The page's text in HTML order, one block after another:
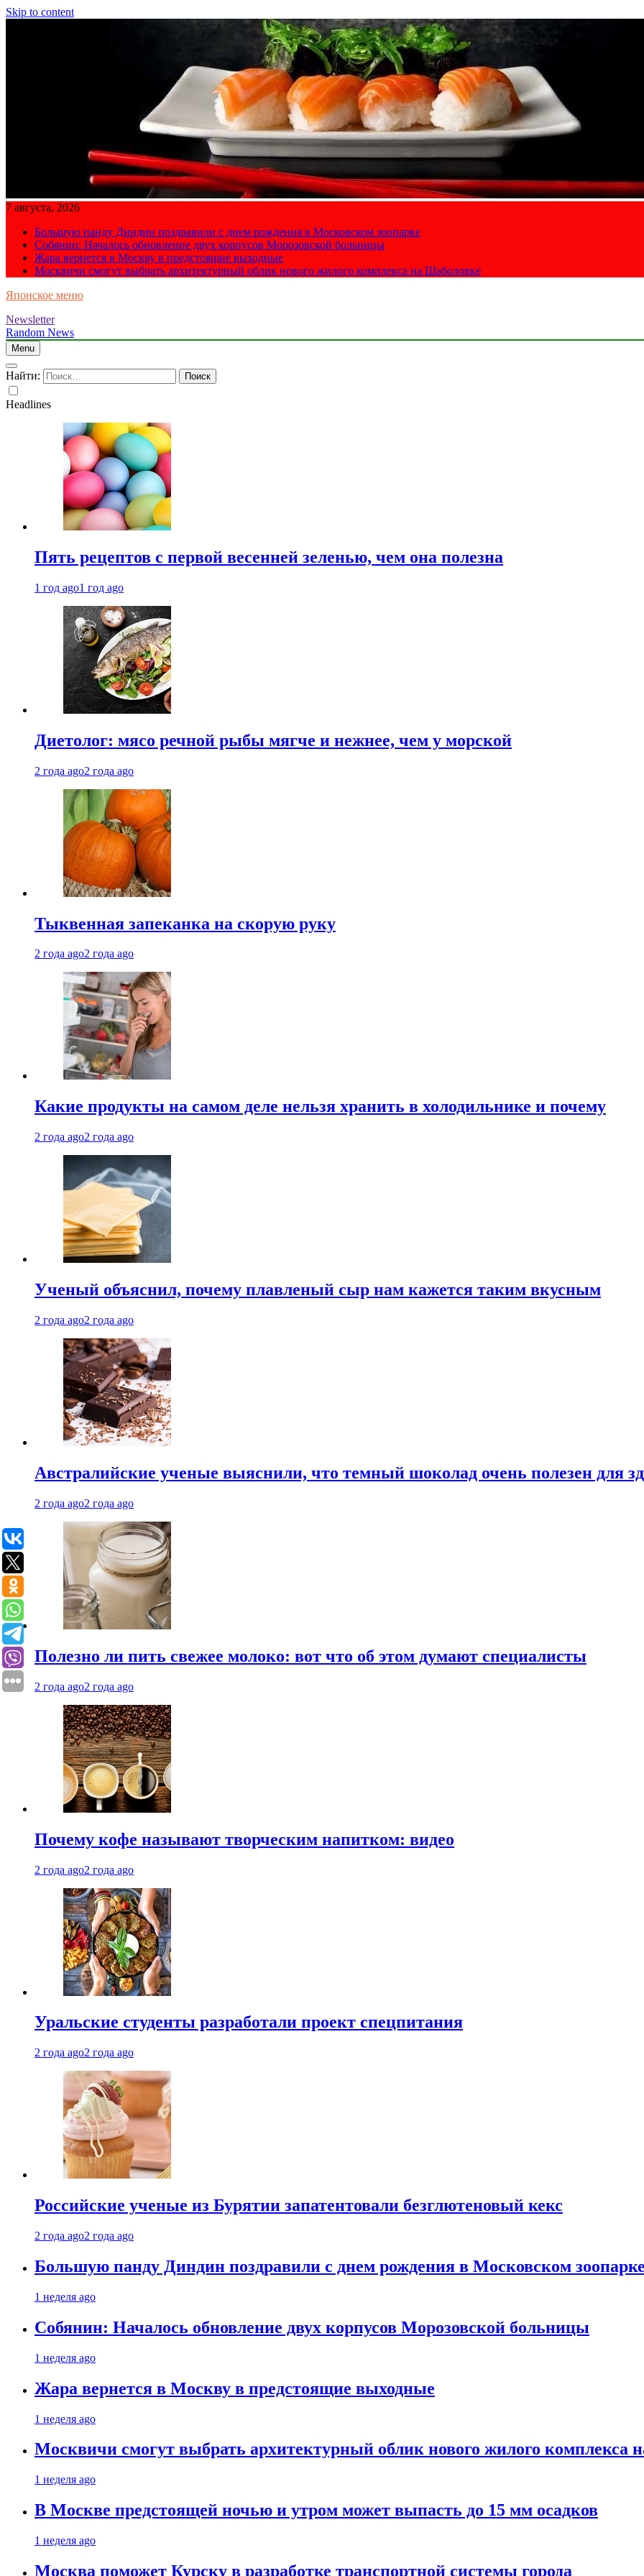
Skip to content
7 августа, 2026
Большую панду Диндин поздравили с днем рождения в Московском зоопарке
Собянин: Началось обновление двух корпусов Морозовской больницы
Жара вернется в Москву в предстоящие выходные
Москвичи смогут выбрать архитектурный облик нового жилого комплекса на Шаболовке
Японское меню
Newsletter
Random News
Menu
Найти:
Headlines
Пять рецептов с первой весенней зеленью, чем она полезна
1 год ago1 год ago
Диетолог: мясо речной рыбы мягче и нежнее, чем у морской
2 года ago2 года ago
Тыквенная запеканка на скорую руку
2 года ago2 года ago
Какие продукты на самом деле нельзя хранить в холодильнике и почему
2 года ago2 года ago
Ученый объяснил, почему плавленый сыр нам кажется таким вкусным
2 года ago2 года ago
Австралийские ученые выяснили, что темный шоколад очень полезен для
2 года ago2 года ago
Полезно ли пить свежее молоко: вот что об этом думают специалисты
2 года ago2 года ago
Почему кофе называют творческим напитком: видео
2 года ago2 года ago
Уральские студенты разработали проект спецпитания
2 года ago2 года ago
Российские ученые из Бурятии запатентовали безглютеновый кекс
2 года ago2 года ago
Большую панду Диндин поздравили с днем рождения в Московском зоопарке
1 неделя ago
Собянин: Началось обновление двух корпусов Морозовской больницы
1 неделя ago
Жара вернется в Москву в предстоящие выходные
1 неделя ago
Москвичи смогут выбрать архитектурный облик нового жилого комплекса
1 неделя ago
В Москве предстоящей ночью и утром может выпасть до 15 мм осадков
1 неделя ago
Москва поможет Курску в разработке транспортной системы города